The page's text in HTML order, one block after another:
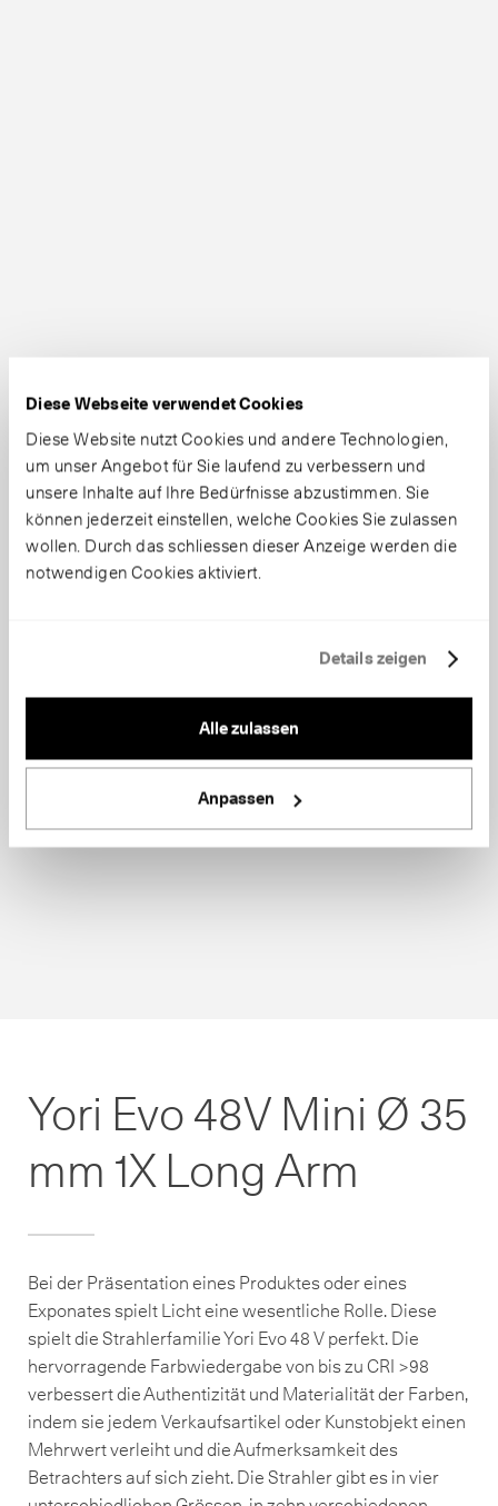
Diese Webseite verwendet Cookies
Diese Website nutzt Cookies und andere Technologien,
um unser Angebot für Sie laufend zu verbessern und
unsere Inhalte auf Ihre Bedürfnisse abzustimmen. Sie
können jederzeit einstellen, welche Cookies Sie zulassen
wollen. Durch das schliessen dieser Anzeige werden die
notwendigen Cookies aktiviert.
Details zeigen
Alle zulassen
Anpassen
Yori Evo 48V Mini Ø 35
mm 1X Long Arm
Bei der Präsentation eines Produktes oder eines
Exponates spielt Licht eine wesentliche Rolle. Diese
spielt die Strahlerfamilie Yori Evo 48 V perfekt. Die
hervorragende Farbwiedergabe von bis zu CRI >98
verbessert die Authentizität und Materialität der Farben,
indem sie jedem Verkaufsartikel oder Kunstobjekt einen
Mehrwert verleiht und die Aufmerksamkeit des
Betrachters auf sich zieht. Die Strahler gibt es in vier